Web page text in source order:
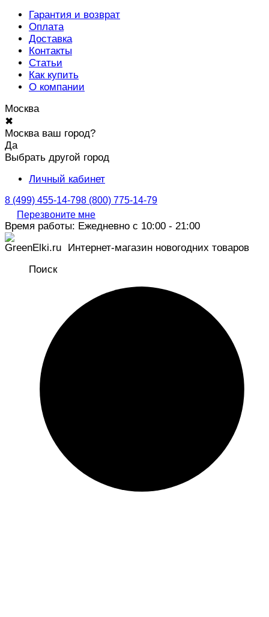
Гарантия и возврат
Оплата
Доставка
Контакты
Статьи
Как купить
О компании
Москва
✖
Москва ваш город?
Да
Выбрать другой город
Личный кабинет
8 (499) 455-14-798 (800) 775-14-79
Перезвоните мне
Время работы: Ежедневно с 10:00 - 21:00
Интернет-магазин новогодних товаров
Поиск